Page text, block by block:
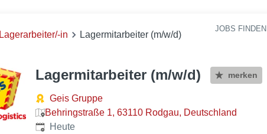
JOBS FINDEN
Lagerarbeiter/-in Lagermitarbeiter (m/w/d)
Lagermitarbeiter (m/w/d) merken
Geis Gruppe
Behringstraße 1, 63110 Rodgau, Deutschland
Veröffentlicht
Heute